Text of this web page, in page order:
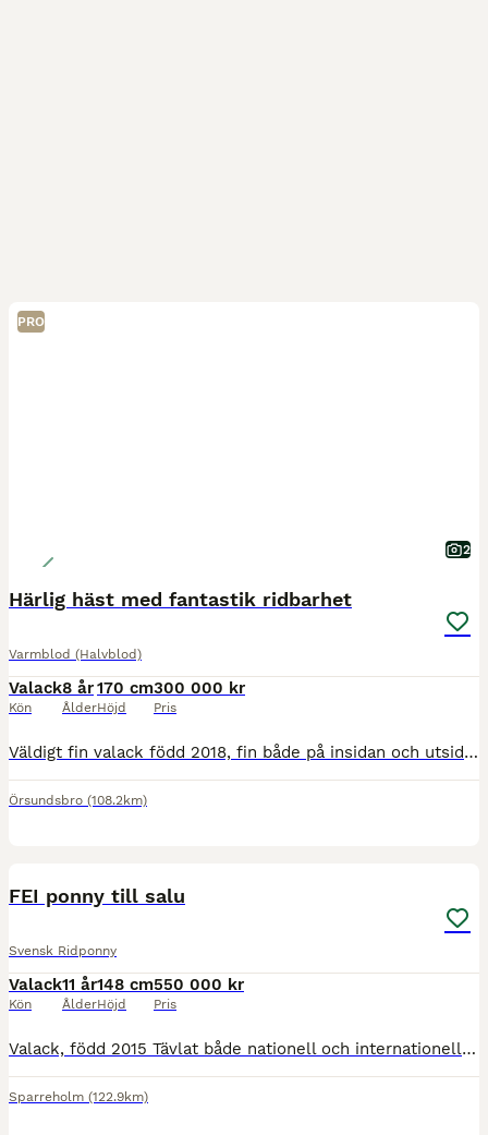
PRO
2
Härlig häst med fantastik ridbarhet
Varmblod (Halvblod)
Valack
Kön
8 år
Ålder
170 cm
Höjd
300 000 kr
Pris
Väldigt fin valack född 2018, fin både på insidan och utsidan! Tre mycket bra gångarter, inkännande och arbetsvillig med egen motor och ger en härlig ridkänsla. Välutbildad och gör fina skolor och by
Örsundsbro (108.2km)
FEI ponny till salu
Svensk Ridponny
Valack
Kön
11 år
Ålder
148 cm
Höjd
550 000 kr
Pris
Valack, född 2015 Tävlat både nationell och internationellt. Vann ungponny SM som 6 åring, 4a i finalen på Ponny SM 2026. Tre bra reglerbara gångarter, gör alla rörelser med lätthet. 148 mkh 550 0
Sparreholm (122.9km)